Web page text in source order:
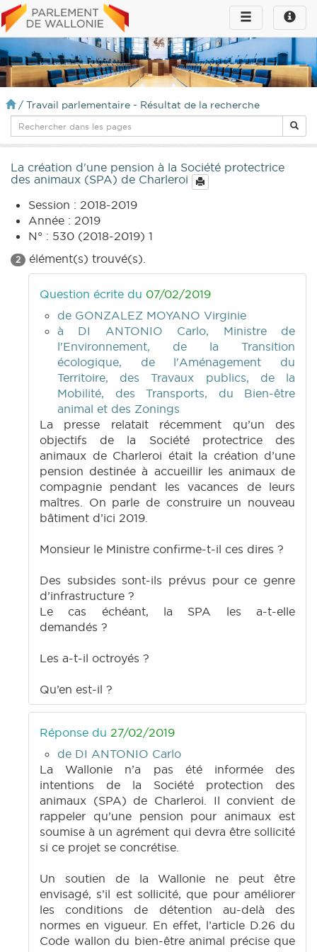
Toggle
infos
Toggle
navigation
/ Travail parlementaire - Résultat de la recherche
La création d'une pension à la Société protectrice
des animaux (SPA) de Charleroi
Session : 2018-2019
Année : 2019
N° : 530 (2018-2019) 1
2 élément(s) trouvé(s).
Question écrite du 07/02/2019
de GONZALEZ MOYANO Virginie
à DI ANTONIO Carlo, Ministre de
l'Environnement, de la Transition
écologique, de l'Aménagement du
Territoire, des Travaux publics, de la
Mobilité, des Transports, du Bien-être
animal et des Zonings
La presse relatait récemment qu’un des
objectifs de la Société protectrice des
animaux de Charleroi était la création d’une
pension destinée à accueillir les animaux de
compagnie pendant les vacances de leurs
maîtres. On parle de construire un nouveau
bâtiment d’ici 2019.
Monsieur le Ministre confirme-t-il ces dires ?
Des subsides sont-ils prévus pour ce genre
d’infrastructure ?
Le cas échéant, la SPA les a-t-elle
demandés ?
Les a-t-il octroyés ?
Qu’en est-il ?
Réponse du 27/02/2019
de DI ANTONIO Carlo
La Wallonie n’a pas été informée des
intentions de la Société protection des
animaux (SPA) de Charleroi. Il convient de
rappeler qu’une pension pour animaux est
soumise à un agrément qui devra être sollicité
si ce projet se concrétise.
Un soutien de la Wallonie ne peut être
envisagé, s’il est sollicité, que pour améliorer
les conditions de détention au-delà des
normes en vigueur. En effet, l’article D.26 du
Code wallon du bien-être animal précise que